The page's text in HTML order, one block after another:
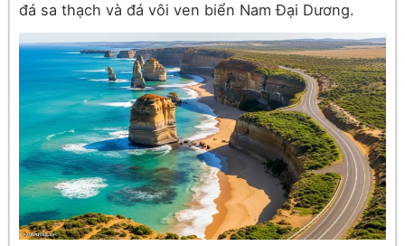
đá sa thạch và đá vôi ven biển Nam Đại Dương.